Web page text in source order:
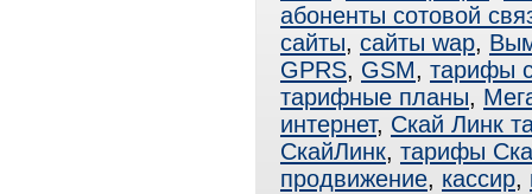
абоненты сотовой
сайты, сайты wap,
GPRS, GSM, тарифы
тарифные планы,
интернет, Скай Линк
СкайЛинк, тарифы
продвижение, кассир,